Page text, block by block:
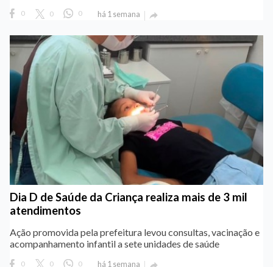
0 0 0 há 1 semana 
Dia D de Saúde da Criança realiza mais de 3 mil
atendimentos
Ação promovida pela prefeitura levou consultas, vacinação e
acompanhamento infantil a sete unidades de saúde
0 0 0 há 1 semana